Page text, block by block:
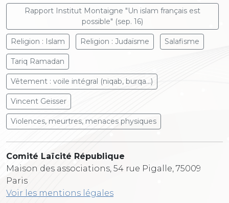
Rapport Institut Montaigne "Un islam français est
possible" (sep. 16)
Religion : Islam Religion : Judaïsme Salafisme
Tariq Ramadan
Vêtement : voile intégral (niqab, burqa...)
Vincent Geisser
Violences, meurtres, menaces physiques
Comité Laïcité République
Maison des associations, 54 rue Pigalle, 75009
Paris
Voir les mentions légales